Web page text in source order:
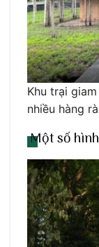
Khu trại
nhiều hàng
Một số